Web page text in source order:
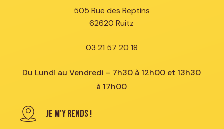
505 Rue des Reptins
62620 Ruitz
03 21 57 20 18
Du Lundi au Vendredi – 7h30 à 12h00 et 13h30
à 17h00
JE M'Y RENDS !